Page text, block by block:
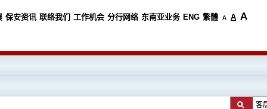
保安资讯 联络我们 工作机会 分行网络 东南亚业务 ENG 繁體 A A A